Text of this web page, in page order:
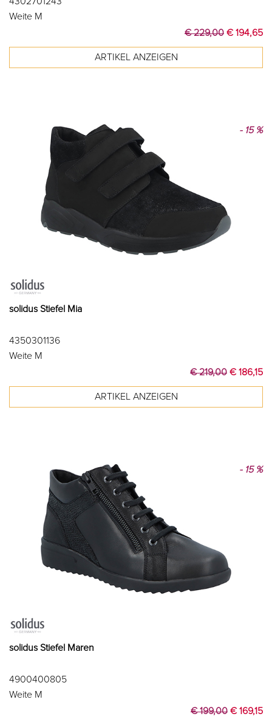
Weite M
€ 229,00 € 194,65
solidus Stiefel Mia
4350301136
Weite M
€ 219,00 € 186,15
- 15 %
solidus Stiefel Maren
4900400805
Weite M
€ 199,00 € 169,15
- 15 %